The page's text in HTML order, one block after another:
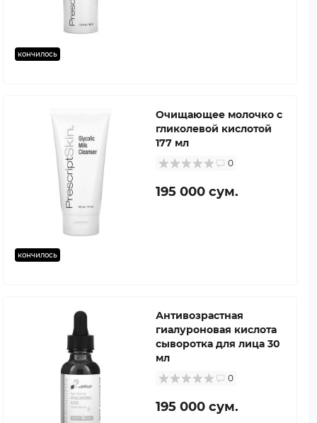
кончилось
кончилось
Очищающее молочко с
гликолевой кислотой
177 мл
0
195 000 сум.
Антивозрастная
гиалуроновая кислота
сыворотка для лица 30
мл
0
195 000 сум.